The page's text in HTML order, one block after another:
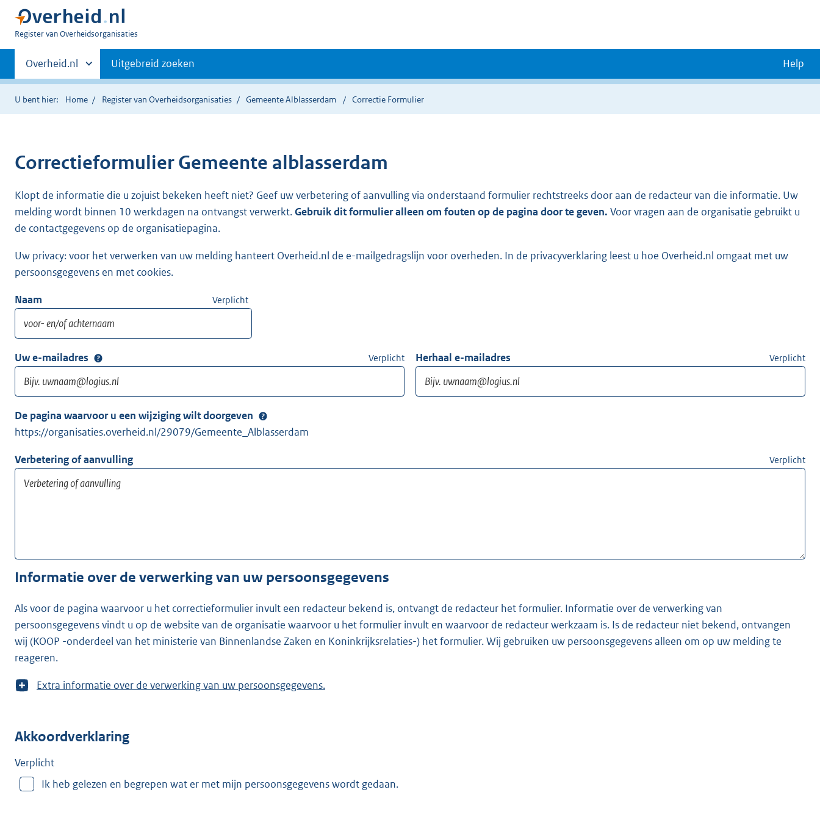
U
Register van Overheidsorganisaties
Primaire
navigatie
Andere
sites
binnen
Overheid.nl Uitgebreid zoeken Help
U bent hier: Home Register van Overheidsorganisaties Gemeente Alblasserdam Correctie Formulier
CorrectieformulierGemeente alblasserdam
Klopt de informatie die u zojuist bekeken heeft niet? Geef uw verbetering of aanvulling via onderstaand formulier rechtstreeks door aan de redacteur van die informatie. Uw
melding wordt binnen 10 werkdagen na ontvangst verwerkt.Gebruik dit formulier alleen om fouten op de pagina door te geven. Voor vragen aan de organisatie gebruikt u
de contactgegevens op de organisatiepagina.
Uw privacy: voor het verwerken van uw melding hanteert Overheid.nl de e-mailgedragslijn voor overheden. In de privacyverklaring leest u hoe Overheid.nl omgaat met uw
persoonsgegevens en met cookies.
Naam Verplicht
Uw e-mailadres Verplicht Herhaal e-mailadres Verplicht
De pagina waarvoor u een wijziging wilt doorgeven
https://organisaties.overheid.nl/29079/Gemeente_Alblasserdam
Verbetering of aanvulling Verplicht
Informatie over de verwerking van uw persoonsgegevens
Als voor de pagina waarvoor u het correctieformulier invult een redacteur bekend is, ontvangt de redacteur het formulier. Informatie over de verwerking van
persoonsgegevens vindt u op de website van de organisatie waarvoor u het formulier invult en waarvoor de redacteur werkzaam is. Is de redacteur niet bekend, ontvangen
wij (KOOP -onderdeel van het ministerie van Binnenlandse Zaken en Koninkrijksrelaties-) het formulier. Wij gebruiken uw persoonsgegevens alleen om op uw melding te
reageren.
T
m
e
Extra informatie over de verwerking van uw persoonsgegevens.
Akkoordverklaring
Verplicht
Ik heb gelezen en begrepen wat er met mijn persoonsgegevens wordt gedaan.